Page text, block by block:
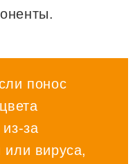
понос
за
вируса,